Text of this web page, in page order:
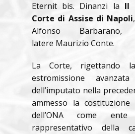
Eternit bis. Dinanzi la II
Corte di Assise di Napoli
Alfonso
latere Maurizio Conte.
La Corte, rigettando
estromissione
dell’imputato nella
ammesso la
dell’ONA come ente
rappresentativo della